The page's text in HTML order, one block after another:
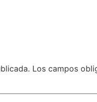
Los campos